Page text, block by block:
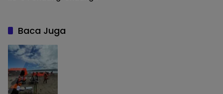
Baca Juga